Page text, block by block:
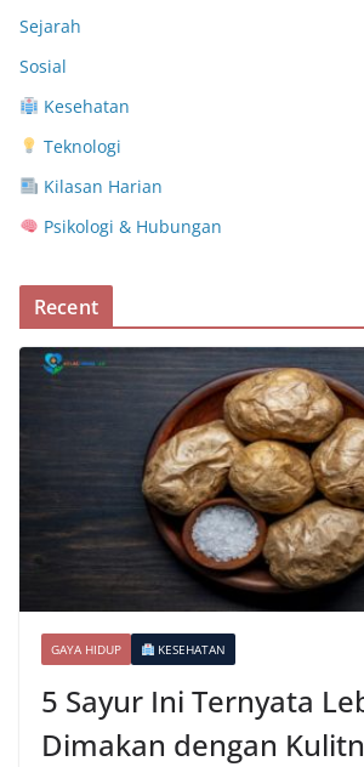
Sejarah
Sosial
Kesehatan
Teknologi
Kilasan Harian
Psikologi & Hubungan
Recent
GAYA HIDUP KESEHATAN
5 Sayur Ini Ternyata
Dimakan dengan